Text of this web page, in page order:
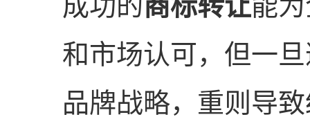
成功的商标转让能
和市场认可，但一
品牌战略，重则导